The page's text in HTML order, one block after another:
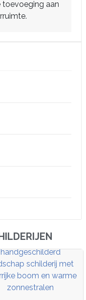
aan